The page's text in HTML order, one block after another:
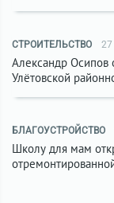
СТРОИТЕЛЬСТВО
Александр Осипов
Улётовской
БЛАГОУСТРОЙСТВО
Школу для мам